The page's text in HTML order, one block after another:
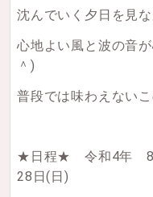
沈んでいく夕日を見
心地よい風と波の音
＾)
普段では味わえない
★日程★ 令和4年 8
28日(日)